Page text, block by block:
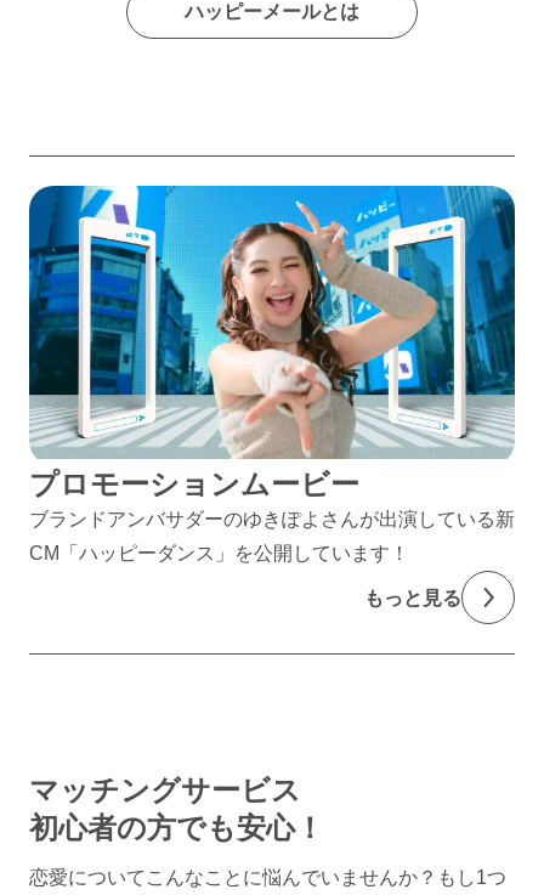
ハッピーメールとは
プロモーションムービー
ブランドアンバサダーのゆきぽよさんが出演している新
CM「ハッピーダンス」を公開しています！
もっと見る
マッチングサービス
初心者の方でも安心！
恋愛についてこんなことに悩んでいませんか？ もし1つ